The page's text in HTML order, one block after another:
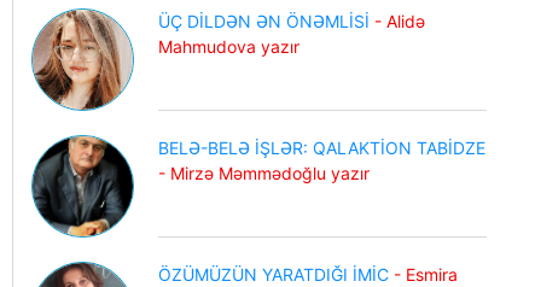
ÜÇ DİLDƏN ƏN ÖNƏMLİSİ - Alidə
Mahmudova yazır
BELƏ-BELƏ İŞLƏR: QALAKTİON TABİDZE
- Mirzə Məmmədoğlu yazır
ÖZÜMÜZÜN YARATDIĞI İMİC - Esmira